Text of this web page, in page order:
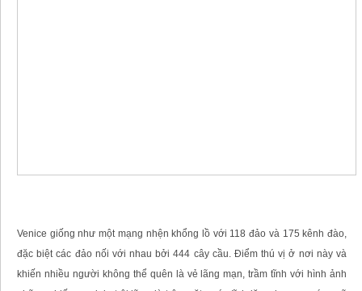
Venice giống như một mạng nhện khổng lồ với 118 đảo và 175 kênh đào,
đặc biệt các đảo nối với nhau bởi 444 cây cầu. Điểm thú vị ở nơi này và
khiến nhiều người không thể quên là vẻ lãng mạn, trầm tĩnh với hình ảnh